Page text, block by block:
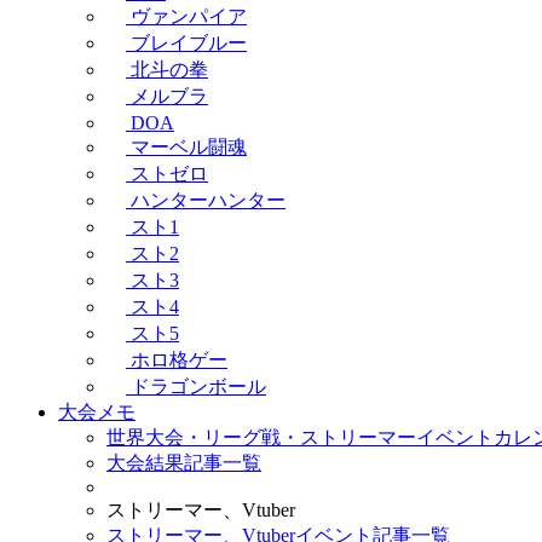
ヴァンパイア
ブレイブルー
北斗の拳
メルブラ
DOA
マーベル闘魂
ストゼロ
ハンターハンター
スト1
スト2
スト3
スト4
スト5
ホロ格ゲー
ドラゴンボール
大会メモ
世界大会・リーグ戦・ストリーマーイベントカレ
大会結果記事一覧
ストリーマー、Vtuber
ストリーマー、Vtuberイベント記事一覧